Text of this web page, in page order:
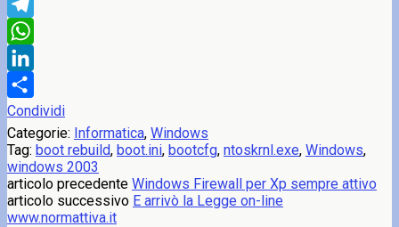
Twitter
Telegram
WhatsApp
LinkedIn
Condividi
Categorie: Informatica, Windows
Tag: boot rebuild, boot.ini, bootcfg, ntoskrnl.exe, Windows,
windows 2003
articolo precedente Windows Firewall per Xp sempre attivo
articolo successivo E arrivò la Legge on-line
www.normattiva.it